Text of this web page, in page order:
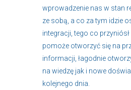
wprowadzenie nas w stan
ze sobą, a co za tym idzie
integracji, tego co przyniósł
pomoże otworzyć się na
informacji, łagodnie
na wiedzę jak i nowe
kolejnego dnia.